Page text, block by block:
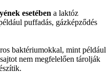
esetében a laktóz
puffadás, gázképződés
baktériumokkal, mint például
nem megfelelően tárolják